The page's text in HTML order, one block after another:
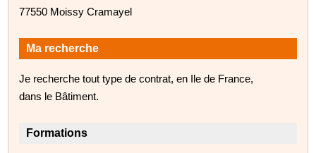
77550 Moissy Cramayel
Ma recherche
Je recherche tout type de contrat, en Ile de France,
dans le Bâtiment.
Formations